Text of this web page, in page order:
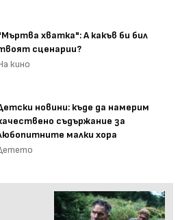
хватка": А какъв би бил
сценарии?
кино
новини: къде да намерим
съдържание за
малки хора